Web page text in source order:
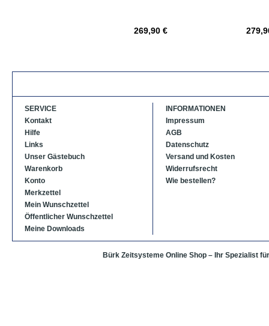
269,90 €
SERVICE
Kontakt
Hilfe
Links
Unser Gästebuch
Warenkorb
Konto
Merkzettel
Mein Wunschzettel
Öffentlicher Wunschzettel
Meine Downloads
INFORMATIONEN
Impressum
AGB
Datenschutz
Versand und Kosten
Widerrufsrecht
Wie bestellen?
Bürk Zeitsysteme Online Shop – Ihr Spezialist